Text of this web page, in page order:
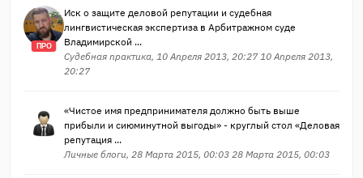
ПРО
Иск о защите деловой репутации и судебная
лингвистическая экспертиза в Арбитражном суде
Владимирской ...
Судебная практика, 10 Апреля 2013, 20:27 10 Апреля 2013,
20:27
«Чистое имя предпринимателя должно быть выше
прибыли и сиюминутной выгоды» - круглый стол «Деловая
репутация ...
Личные блоги, 28 Марта 2015, 00:03 28 Марта 2015, 00:03